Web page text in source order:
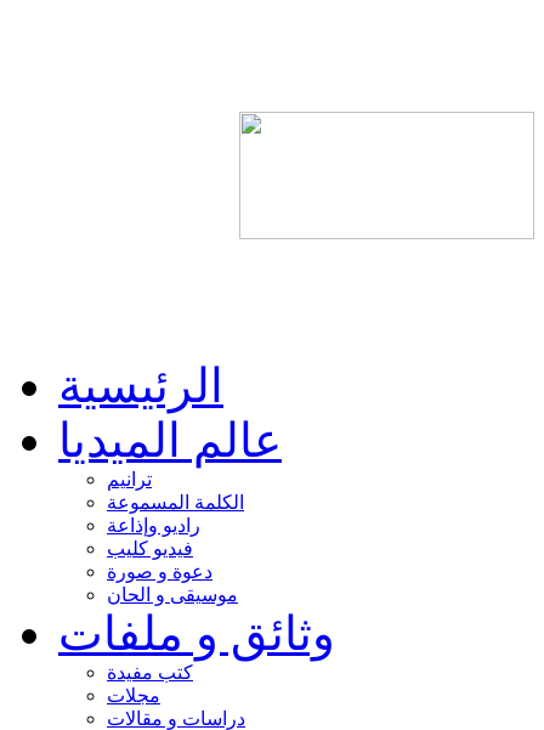
الرئيسية
عالم الميديا
ترانيم
الكلمة المسموعة
راديو وإذاعة
فيديو كليب
دعوة و صورة
موسيقى و الحان
وثائق و ملفات
كتب مفيدة
مجلات
دراسات و مقالات